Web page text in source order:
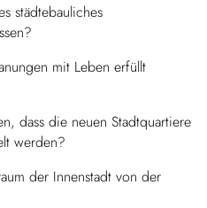
städtebauliches
mit Leben erfüllt
dass die neuen Stadtquartiere
werden?
der Innenstadt von der